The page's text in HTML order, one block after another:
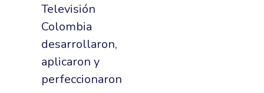
Televisión
Colombia
desarrollaron,
aplicaron y
perfeccionaron